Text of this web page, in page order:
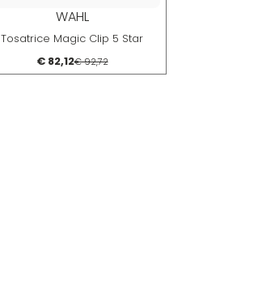
WAHL
Tosatrice Magic Clip 5 Star
€ 82,12€ 92,72